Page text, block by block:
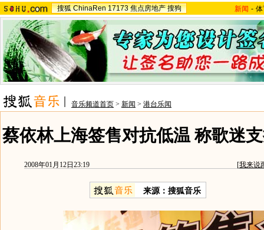
搜狐 ChinaRen 17173 焦点房地产 搜狗 新闻 -
音乐频道首页 > 新闻 > 港台乐闻
蔡依林上海签售对抗低温 称歌迷
2008年01月12日23:19 [我来说
来源：搜狐音乐